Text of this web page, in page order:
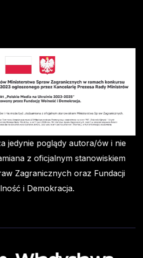
jedynie poglądy autora/ów i nie
z oficjalnym stanowiskiem
Zagranicznych oraz Fundacji
i Demokracja.